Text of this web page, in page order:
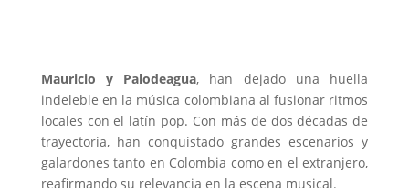
Mauricio y Palodeagua, han dejado una huella
indeleble en la música colombiana al fusionar ritmos
locales con el latín pop. Con más de dos décadas de
trayectoria, han conquistado grandes escenarios y
galardones tanto en Colombia como en el extranjero,
reafirmando su relevancia en la escena musical.